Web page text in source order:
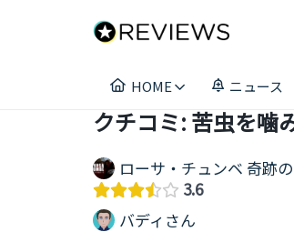
HOME ニュース
クチコミ: 苦虫を噛
ローサ・チュンベ 奇跡
3.6
バディさん